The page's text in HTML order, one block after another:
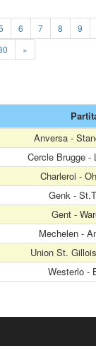
6 7 8 9
»
Anversa -
Cercle Brugge -
Charleroi -
Genk -
Gent -
Mechelen -
Union St.
Westerlo -